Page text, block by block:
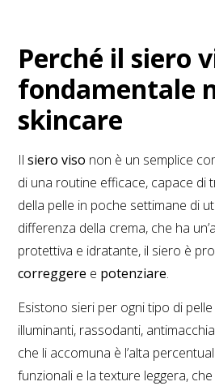
Perché il siero
fondamentale
skincare
Ilsiero viso non è un semplice
di una routine efficace, capace di
della pelle in poche settimane di
differenza della crema, che ha
protettiva e idratante, il siero è
correggere e potenziare.
Esistono sieri per ogni tipo di
illuminanti, rassodanti,
che li accomuna è l’alta
funzionali e la texture leggera,